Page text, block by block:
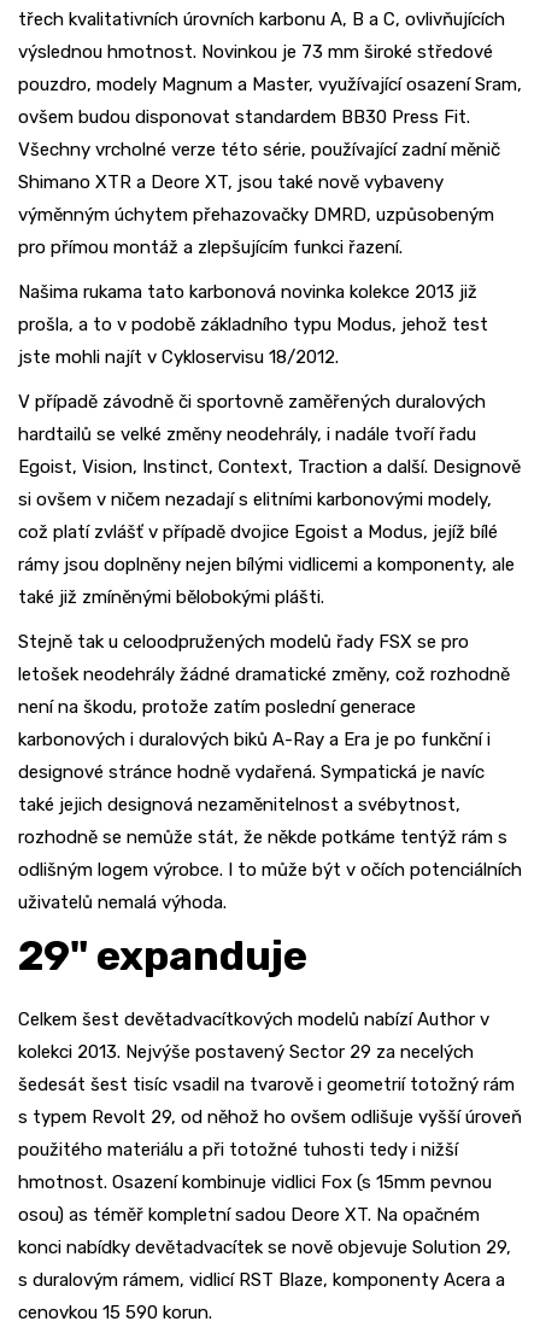
třech kvalitativních úrovních karbonu A, B a C, ovlivňujících
výslednou hmotnost. Novinkou je 73 mm široké středové
pouzdro, modely Magnum a Master, využívající osazení Sram,
ovšem budou disponovat standardem BB30 Press Fit.
Všechny vrcholné verze této série, používající zadní měnič
Shimano XTR a Deore XT, jsou také nově vybaveny
výměnným úchytem přehazovačky DMRD, uzpůsobeným
pro přímou montáž a zlepšujícím funkci řazení.
Našima rukama tato karbonová novinka kolekce 2013 již
prošla, a to v podobě základního typu Modus, jehož test
jste mohli najít v Cykloservisu 18/2012.
V případě závodně či sportovně zaměřených duralových
hardtailů se velké změny neodehrály, i nadále tvoří řadu
Egoist, Vision, Instinct, Context, Traction a další. Designově
si ovšem v ničem nezadají s elitními karbonovými modely,
což platí zvlášť v případě dvojice Egoist a Modus, jejíž bílé
rámy jsou doplněny nejen bílými vidlicemi a komponenty, ale
také již zmíněnými bělobokými plášti.
Stejně tak u celoodpružených modelů řady FSX se pro
letošek neodehrály žádné dramatické změny, což rozhodně
není na škodu, protože zatím poslední generace
karbonových i duralových biků A-Ray a Era je po funkční i
designové stránce hodně vydařená. Sympatická je navíc
také jejich designová nezaměnitelnost a svébytnost,
rozhodně se nemůže stát, že někde potkáme tentýž rám s
odlišným logem výrobce. I to může být v očích potenciálních
uživatelů nemalá výhoda.
29" expanduje
Celkem šest devětadvacítkových modelů nabízí Author v
kolekci 2013. Nejvýše postavený Sector 29 za necelých
šedesát šest tisíc vsadil na tvarově i geometrií totožný rám
s typem Revolt 29, od něhož ho ovšem odlišuje vyšší úroveň
použitého materiálu a při totožné tuhosti tedy i nižší
hmotnost. Osazení kombinuje vidlici Fox (s 15mm pevnou
osou) as téměř kompletní sadou Deore XT. Na opačném
konci nabídky devětadvacítek se nově objevuje Solution 29,
s duralovým rámem, vidlicí RST Blaze, komponenty Acera a
cenovkou 15 590 korun.